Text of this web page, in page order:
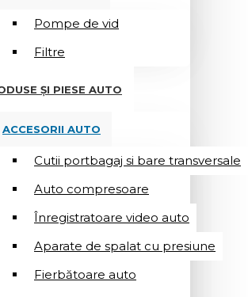
Pompe de vid
Filtre
ȘI PIESE AUTO
ACCESORII AUTO
Cutii portbagaj si bare transversale
Auto compresoare
Înregistratoare video auto
Aparate de spalat cu presiune
Fierbătoare auto